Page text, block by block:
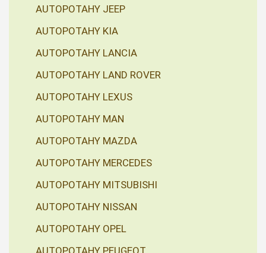
AUTOPOTAHY JEEP
AUTOPOTAHY KIA
AUTOPOTAHY LANCIA
AUTOPOTAHY LAND ROVER
AUTOPOTAHY LEXUS
AUTOPOTAHY MAN
AUTOPOTAHY MAZDA
AUTOPOTAHY MERCEDES
AUTOPOTAHY MITSUBISHI
AUTOPOTAHY NISSAN
AUTOPOTAHY OPEL